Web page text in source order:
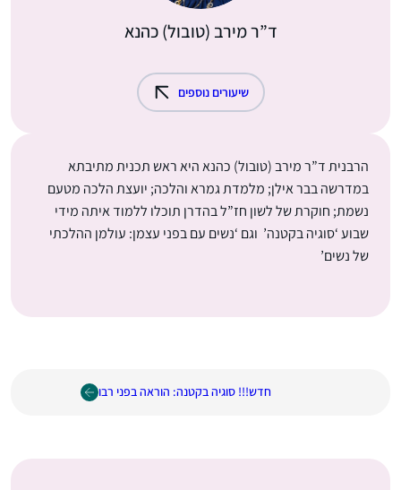
ד”ר מירב (טובול) כהנא
שיעורים נוספים
הרבנית ד”ר מירב (טובול) כהנא היא ראש תכנית מתיבתא
במדרשה בבר אילן; מלמדת גמרא והלכה; יועצת הלכה מטעם
נשמת; חוקרת של לשון חז”ל בהדרן תוכלו ללמוד איתה מידי
שבוע ‘סוגיה בקטנה’ וגם ‘נשים עם בפני עצמן: עולמן ההלכתי
של נשים’
חדש!!! סוגיה בקטנה: הוראה בפני רבו